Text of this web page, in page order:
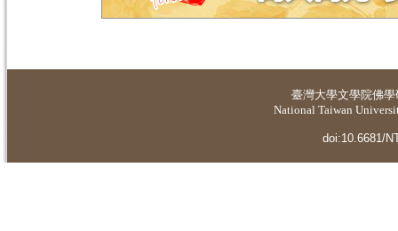
臺灣大學文學院佛
National Taiwan
doi:10.6681/